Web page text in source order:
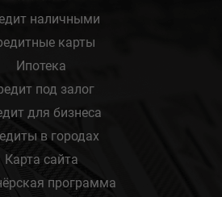
наличными
карты
Ипотека
под залог
для бизнеса
в городах
Карта сайта
программа